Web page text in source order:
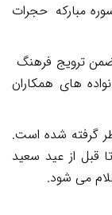
مبارکه حجرات
ترویج فرهنگ
های همکاران
گرفته شده است.
قبل از عید سعید
می شود.